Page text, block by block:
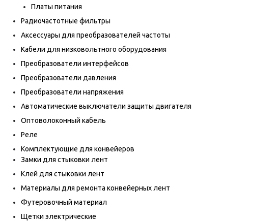
Платы питания
Радиочастотные фильтры
Аксессуары для преобразователей частоты
Кабели для низковольтного оборудования
Преобразователи интерфейсов
Преобразователи давления
Преобразователи напряжения
Автоматические выключатели защиты двигателя
Оптоволоконный кабель
Реле
Комплектующие для конвейеров
Замки для стыковки лент
Клей для стыковки лент
Материалы для ремонта конвейерных лент
Футеровочный материал
Щетки электрические